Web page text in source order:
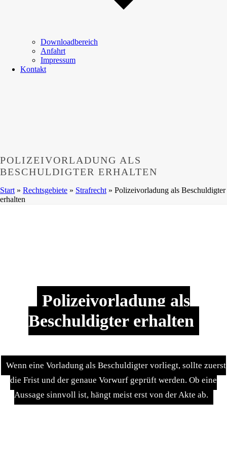
Downloadbereich
Anfahrt
Impressum
Kontakt
POLIZEIVORLADUNG ALS
BESCHULDIGTER ERHALTEN
Start » Rechtsgebiete » Strafrecht » Polizeivorladung als Beschuldigter
erhalten
Polizeivorladung als
Beschuldigter erhalten
Wenn eine Vorladung als Beschuldigter vorliegt, sollte zuerst
die Frist und der genaue Vorwurf geprüft werden. Ob eine
Aussage sinnvoll ist, hängt meist erst von der Akte ab.